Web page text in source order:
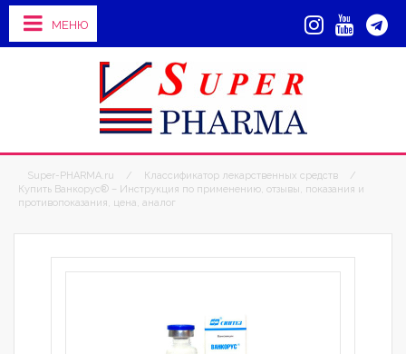
МЕНЮ
Super-PHARMA.ru / Классификатор лекарственных средств
/
Купить Ванкорус® – Инструкция по применению, отзывы, показания и
противопоказания, цена, аналог